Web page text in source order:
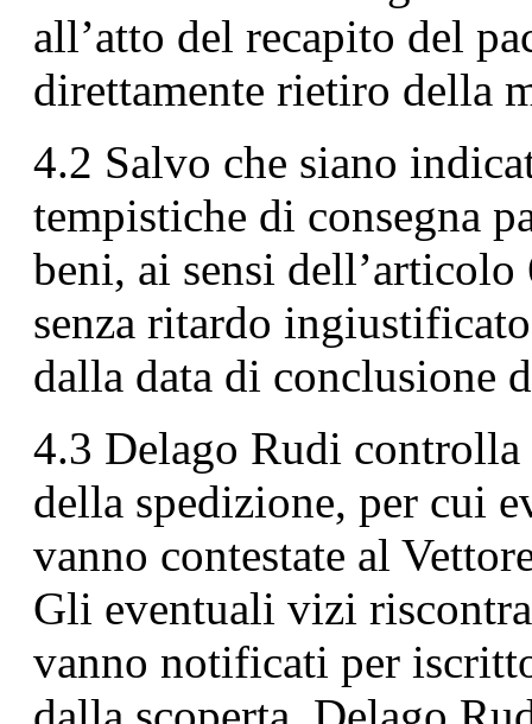
all’atto del recapito del
direttamente rietiro della
4.2 Salvo che siano
tempistiche di consegna
beni, ai sensi
senza ritardo
dalla data di conclusione
4.3 Delago Rudi controlla
della spedizione, per cui
vanno contestate al
Gli eventuali vizi
vanno notificati per